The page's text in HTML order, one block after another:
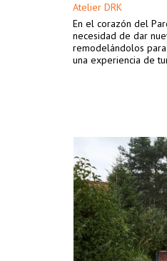
Atelier DRK
En el corazón del
necesidad de dar
remodelándolos
una experiencia de